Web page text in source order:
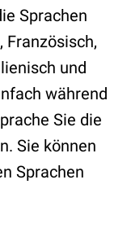
Sprachen
Französisch,
und
während
Sie die
Sie können
Sprachen